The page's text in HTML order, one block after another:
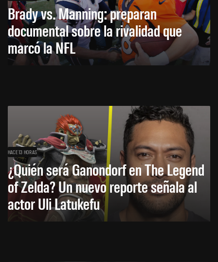
Brady vs. Manning: preparan
documental sobre la rivalidad que
marcó la NFL
HACE 13 HORAS
¿Quién será Ganondorf en The Legend
of Zelda? Un nuevo reporte señala al
actor Uli Latukefu